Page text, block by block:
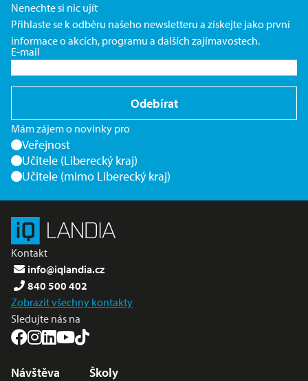
Nenechte si nic ujít
Přihlaste se k odběru našeho newsletteru a získejte jako první
informace o akcích, programu a dalších zajímavostech.
E-mail
Odebírat
Mám zájem o novinky pro
Veřejnost
Učitele (Liberecký kraj)
Učitele (mimo Liberecký kraj)
Kontakt
info@iqlandia.cz
840 500 402
Zobrazit všechny kontakty
Sledujte nás na
Nabídka v zápatí
Návštěva Školy